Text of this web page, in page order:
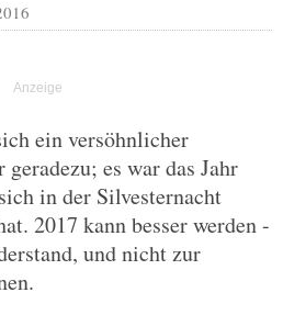
ein versöhnlicher
es war das Jahr
in der Silvesternacht
2017 kann besser werden -
und nicht zur